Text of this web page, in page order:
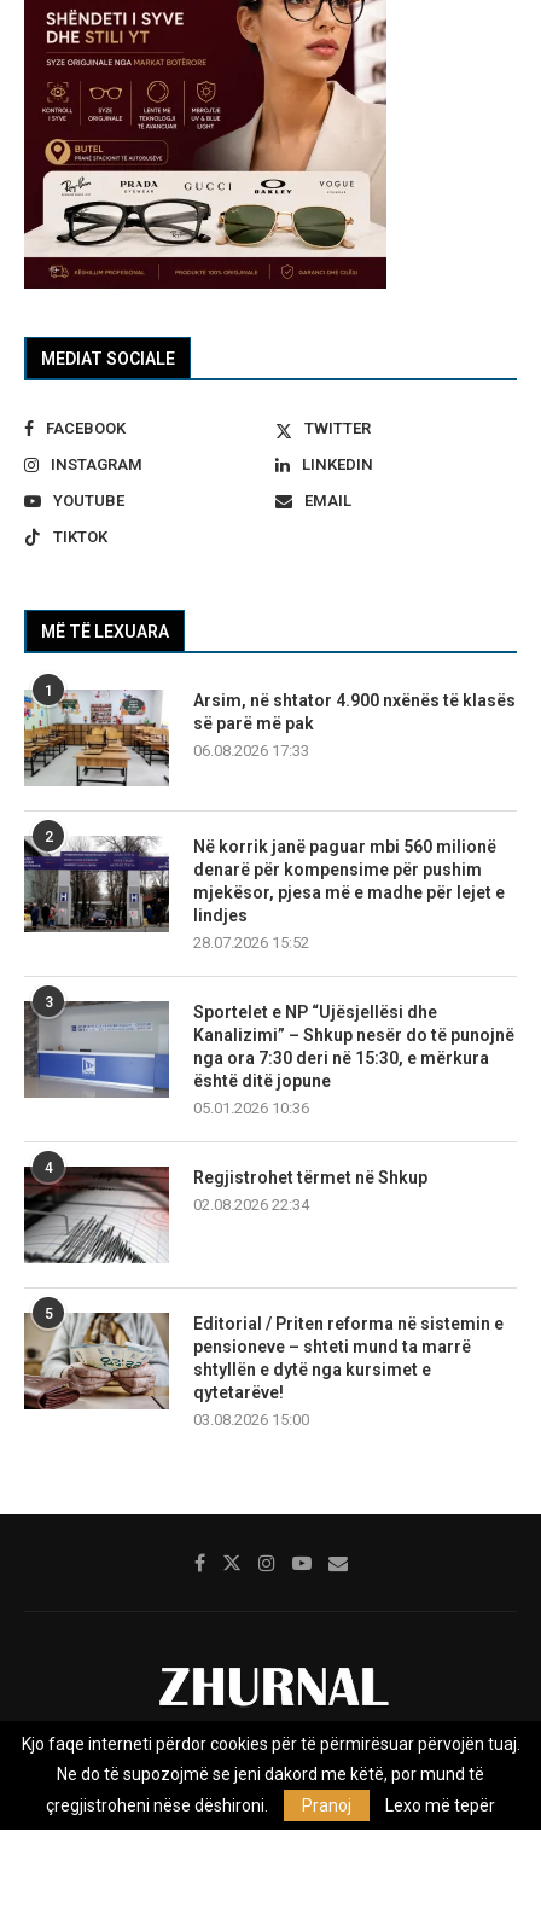
MEDIAT SOCIALE
FACEBOOK
TWITTER
INSTAGRAM
LINKEDIN
YOUTUBE
EMAIL
TIKTOK
MË TË LEXUARA
1
Arsim, në shtator 4.900 nxënës të klasës
së parë më pak
06.08.2026 17:33
2
Në korrik janë paguar mbi 560 milionë
denarë për kompensime për pushim
mjekësor, pjesa më e madhe për lejet e
lindjes
28.07.2026 15:52
3
Sportelet e NP “Ujësjellësi dhe
Kanalizimi” – Shkup nesër do të punojnë
nga ora 7:30 deri në 15:30, e mërkura
është ditë jopune
05.01.2026 10:36
4
Regjistrohet tërmet në Shkup
02.08.2026 22:34
5
Editorial / Priten reforma në sistemin e
pensioneve – shteti mund ta marrë
shtyllën e dytë nga kursimet e
qytetarëve!
03.08.2026 15:00
Rreth nesh Impresumi Marketing
Privacy Policy
Zhurnal.mk është Agjenci e Lajmeve e pavarur, e themeluar në vitin
Kjo faqe interneti përdor cookies për të përmirësuar përvojën tuaj.
Ne do të supozojmë se jeni dakord me këtë, por mund të
çregjistroheni nëse dëshironi.
Pranoj Lexo më tepër